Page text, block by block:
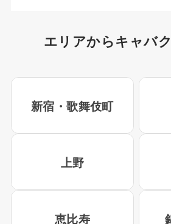
エリアからキャバ
新宿・歌舞伎町
上野
恵比寿